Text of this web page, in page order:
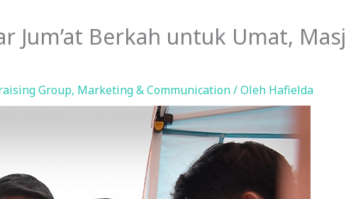
Jum’at Berkah untuk Umat,
Group, Marketing & Communication/ Oleh Hafielda